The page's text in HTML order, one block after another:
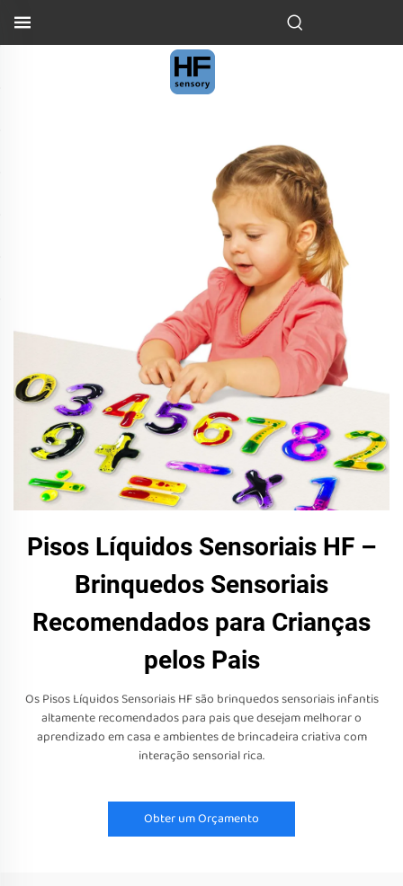
Pisos Líquidos Sensoriais HF –
Brinquedos Sensoriais
Recomendados para Crianças
pelos Pais
Os Pisos Líquidos Sensoriais HF são brinquedos sensoriais infantis
altamente recomendados para pais que desejam melhorar o
aprendizado em casa e ambientes de brincadeira criativa com
interação sensorial rica.
Obter um Orçamento